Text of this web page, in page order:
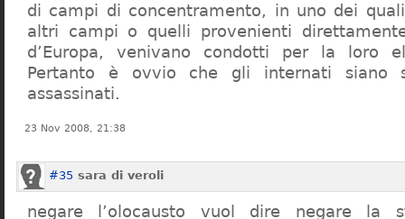
di campi di concentramento, in uno dei
altri campi o quelli provenienti
d’Europa, venivano condotti per la loro
Pertanto è ovvio che gli internati siano
assassinati.
23 Nov 2008, 21:38
#35 sara di veroli
negare l’olocausto vuol dire negare la